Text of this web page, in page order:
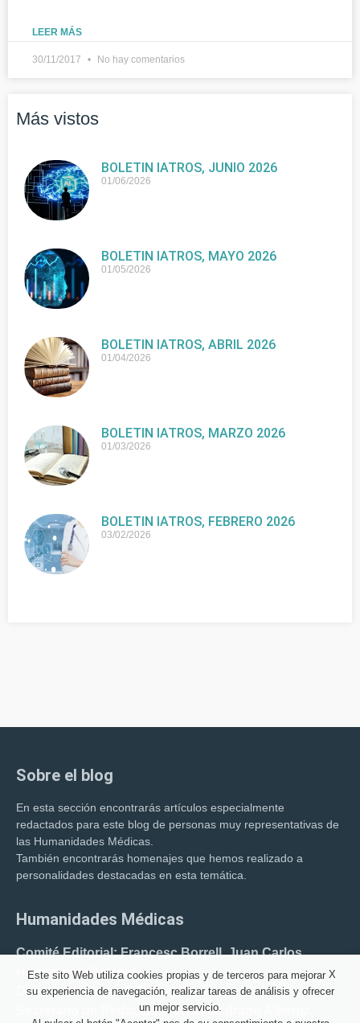
LEER MÁS
30/11/2017 No hay comentarios
Más vistos
BOLETIN IATROS, JUNIO 2026
01/06/2026
BOLETIN IATROS, MAYO 2026
01/05/2026
BOLETIN IATROS, ABRIL 2026
01/04/2026
BOLETIN IATROS, MARZO 2026
01/03/2026
BOLETIN IATROS, FEBRERO 2026
03/02/2026
Sobre el blog
En esta sección encontrarás artículos especialmente
redactados para este blog de personas muy representativas de
las Humanidades Médicas.
También encontrarás homenajes que hemos realizado a
personalidades destacadas en esta temática.
Humanidades Médicas
Comité Editorial: Francesc Borrell. Juan Carlos
Hernández Clemente.
Director del blog: F. Borrell Carrió.
Secretario de Redacción: Juan Medrano Albeniz.
X
Este sito Web utiliza cookies propias y de terceros para mejorar
su experiencia de navegación, realizar tareas de análisis y ofrecer
un mejor servicio.